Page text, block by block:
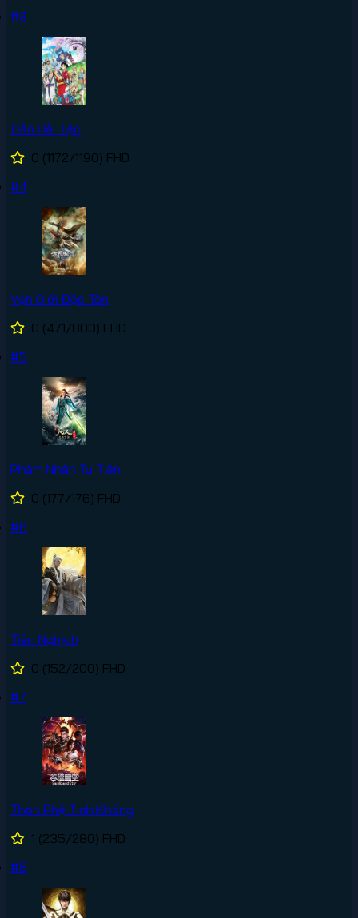
#3
Đảo Hải Tặc
0 (1172/1190) FHD
#4
Vạn Giới Độc Tôn
0 (471/800) FHD
#5
Phàm Nhân Tu Tiên
0 (177/176) FHD
#6
Tiên Nghịch
0 (152/200) FHD
#7
Thôn Phệ Tinh Không
1 (235/280) FHD
#8